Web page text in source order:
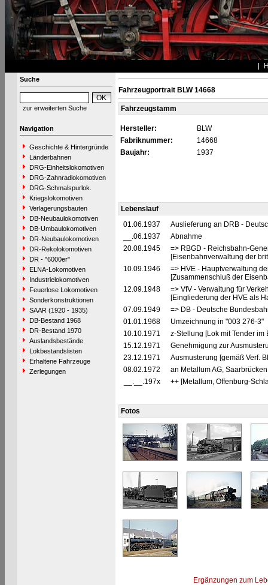
Suche
zur erweiterten Suche
Navigation
Geschichte & Hintergründe
Länderbahnen
DRG-Einheitslokomotiven
DRG-Zahnradlokomotiven
DRG-Schmalspurlok.
Kriegslokomotiven
Verlagerungsbauten
DB-Neubaulokomotiven
DB-Umbaulokomotiven
DR-Neubaulokomotiven
DR-Rekolokomotiven
DR - "6000er"
ELNA-Lokomotiven
Industrielokomotiven
Feuerlose Lokomotiven
Sonderkonstruktionen
SAAR (1920 - 1935)
DB-Bestand 1968
DR-Bestand 1970
Auslandsbestände
Lokbestandslisten
Erhaltene Fahrzeuge
Zerlegungen
Fahrzeugportrait BLW 14668
Fahrzeugstamm
Hersteller:
BLW
Fabriknummer:
14668
Baujahr:
1937
Lebenslauf
01.06.1937
Auslieferung an DRB -
__.06.1937
Abnahme
20.08.1945
=> RBGD - Reichsbahn-
[Eisenbahnverwaltung der
10.09.1946
=> HVE - Hauptverwaltung
[Zusammenschluß der
12.09.1948
=> VfV - Verwaltung für
[Eingliederung der HVE als
07.09.1949
=> DB - Deutsche
01.01.1968
Umzeichnung in "003 276-3"
10.10.1971
z-Stellung [Lok mit Tender im
15.12.1971
Genehmigung zur
23.12.1971
Ausmusterung [gemäß Verf.
08.02.1972
an Metallum AG,
__.__.197x
++ [Metallum, Offenburg-
Fotos
Ergänzungen zum